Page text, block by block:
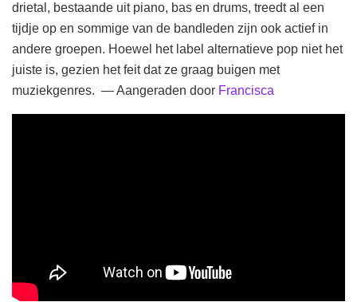
drietal, bestaande uit piano, bas en drums, treedt al een
tijdje op en sommige van de bandleden zijn ook actief in
andere groepen. Hoewel het label alternatieve pop niet het
juiste is, gezien het feit dat ze graag buigen met
muziekgenres. — Aangeraden door Francisca